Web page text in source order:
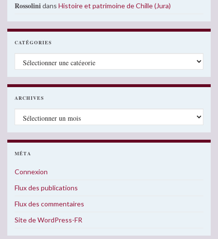
Rossolinidans Histoire et patrimoine de Chille (Jura)
CATÉGORIES
Catégories
ARCHIVES
Archives
MÉTA
Connexion
Flux des publications
Flux des commentaires
Site de WordPress-FR